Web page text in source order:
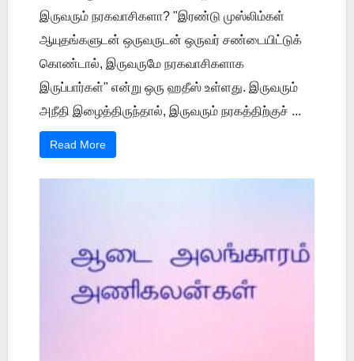
இருவரும் நரகவாசிகளா? "இரண்டு முஸ்லிம்கள்
ஆயுதங்களுடன் ஒருவருடன் ஒருவர் சண்டையிட்டுக்
கொண்டால், இருவருமே நரகவாசிகளாக
இருப்பார்கள்" என்று ஒரு ஹதீஸ் உள்ளது. இருவரும்
அநீதி இழைத்திருந்தால், இருவரும் நரகத்திற்குச் ...
Read More